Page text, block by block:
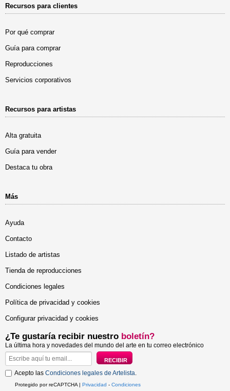
Recursos para clientes
Por qué comprar
Guía para comprar
Reproducciones
Servicios corporativos
Recursos para artistas
Alta gratuita
Guía para vender
Destaca tu obra
Más
Ayuda
Contacto
Listado de artistas
Tienda de reproducciones
Condiciones legales
Política de privacidad y cookies
Configurar privacidad y cookies
¿Te gustaría recibir nuestro boletín?
La última hora y novedades del mundo del arte en tu correo electrónico
Acepto las Condiciones legales de Artelista.
Protegido por reCAPTCHA | Privacidad - Condiciones